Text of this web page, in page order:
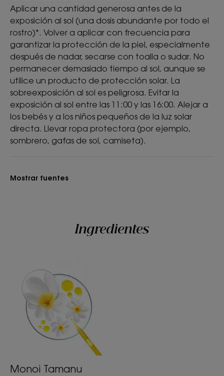
UVA.
- Hidrata: con los beneficios reparadores de 2
activos naturales de la Polinesia, el Tamanu BIO y el
Monoï, esta crema hidrata la piel a la vez que
previene el fotoenvejecimiento.
- Sublima: su fórmula no grasa realza el cutis y deja
la piel radiante*, sin dejar marcas blancas. El
Aceite solar seco es adecuado para todo tipo de
pieles.
TEXTURA RECICLAJE
Beneficios de la textura
Aroma del contenido
Flor de tiare
*El 96% está de acuerdo en que la piel queda radiante, testado en 90
personas después de 14 días de uso.
Aplicar una cantidad generosa antes de la
exposición al sol (una dosis abundante por todo el
rostro)*. Volver a aplicar con frecuencia para
garantizar la protección de la piel, especialmente
después de nadar, secarse con toalla o sudar. No
permanecer demasiado tiempo al sol, aunque se
utilice un producto de protección solar. La
sobreexposición al sol es peligrosa. Evitar la
exposición al sol entre las 11:00 y las 16:00. Alejar a
los bebés y a los niños pequeños de la luz solar
directa. Llevar ropa protectora (por ejemplo,
sombrero, gafas de sol, camiseta).
Mostrar fuentes
Ingredientes
Monoi Tamanu